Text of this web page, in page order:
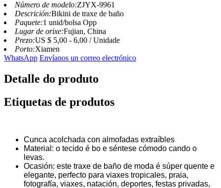
Número de modelo:ZJYX-9961
Descrición:Bikini de traxe de baño
Paquete:1 unid/bolsa Opp
Lugar de orixe:Fujian, China
Prezo:US $ 5,00 - 6,00 / Unidade
Porto:Xiamen
WhatsApp Envíanos un correo electrónico
Detalle do produto
Etiquetas de produtos
Cunca acolchada con almofadas extraíbles
Material: o tecido é bo e séntese cómodo cando o
levas.
Ocasión: este traxe de baño de moda é súper quente e
elegante, perfecto para viaxes tropicales, praia,
fotografía, viaxes, natación, deportes, festas privadas,